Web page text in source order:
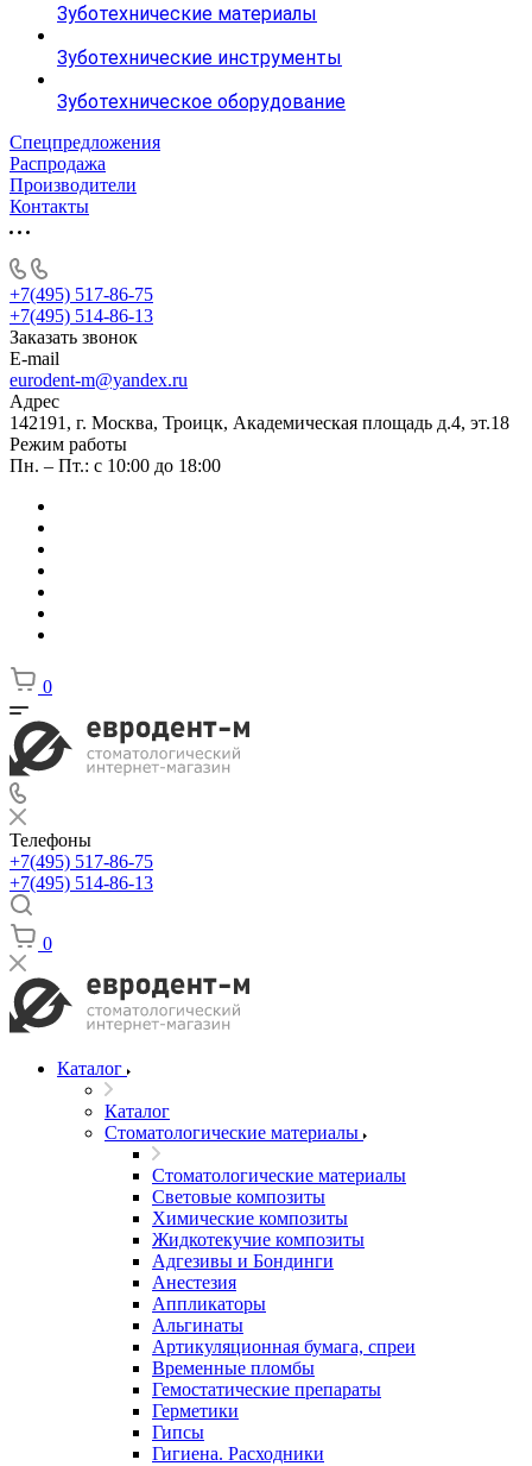
Зуботехнические материалы
Зуботехнические инструменты
Зуботехническое оборудование
Спецпредложения
Распродажа
Производители
Контакты
+7(495) 517-86-75
+7(495) 514-86-13
Заказать звонок
E-mail
eurodent-m@yandex.ru
Адрес
142191, г. Москва, Троицк, Академическая площадь д.4, эт.18
Режим работы
Пн. – Пт.: с 10:00 до 18:00
0
Телефоны
+7(495) 517-86-75
+7(495) 514-86-13
0
Каталог
Каталог
Стоматологические материалы
Стоматологические материалы
Световые композиты
Химические композиты
Жидкотекучие композиты
Адгезивы и Бондинги
Анестезия
Аппликаторы
Альгинаты
Артикуляционная бумага, спреи
Временные пломбы
Гемостатические препараты
Герметики
Гипсы
Гигиена. Расходники